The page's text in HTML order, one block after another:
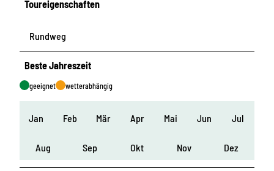
Toureigenschaften
Rundweg
Beste Jahreszeit
geeignet wetterabhängig
Jan Feb Mär Apr Mai Jun Jul
Aug Sep Okt Nov Dez